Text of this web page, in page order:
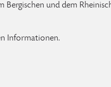
Bergischen und dem
Informationen.